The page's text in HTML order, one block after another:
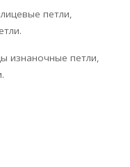
петли,
изнаночные петли,